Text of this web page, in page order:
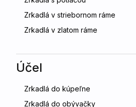
Zrkadlá v striebornom ráme
Zrkadlá v zlatom ráme
Účel
Zrkadlá do kúpeľne
Zrkadlá do obývačky